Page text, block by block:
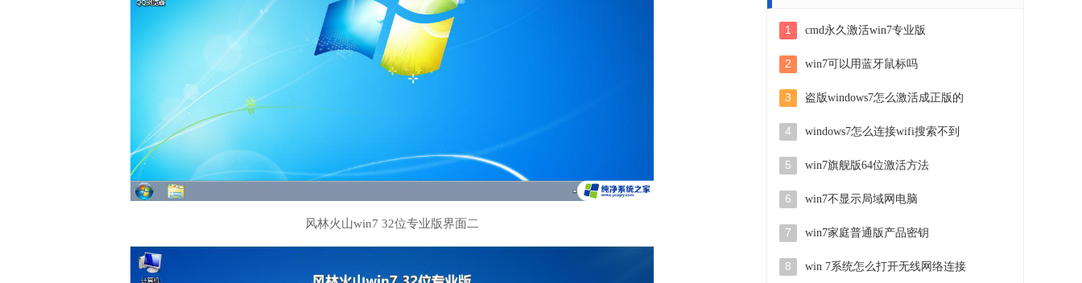
风林火山win7 32位专业版界面二
1 cmd永久激活win7专业版
2 win7可以用蓝牙鼠标吗
3 盗版windows7怎么激活成正版的
4 windows7怎么连接wifi搜索不到
5 win7旗舰版64位激活方法
6 win7不显示局域网电脑
7 win7家庭普通版产品密钥
8 win 7系统怎么打开无线网络连接